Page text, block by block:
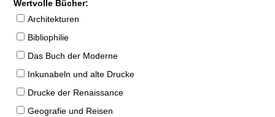
Wertvolle Bücher:
Architekturen
Bibliophilie
Das Buch der Moderne
Inkunabeln und alte Drucke
Drucke der Renaissance
Geografie und Reisen